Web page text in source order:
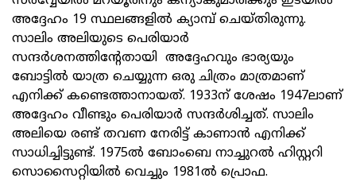
അദ്ദേഹം 19 സ്ഥലങ്ങളിൽ ക്യാമ്പ് ചെയ്തിരുന്നു.
സാലിം അലിയുടെ പെരിയാർ
സന്ദർശനത്തിന്റേതായി അദ്ദേഹവും ഭാര്യയും
ബോട്ടിൽ യാത്ര ചെയ്യുന്ന ഒരു ചിത്രം മാത്രമാണ്
എനിക്ക് കണ്ടെത്താനായത്. 1933ന് ശേഷം 1947ലാണ്
അദ്ദേഹം വീണ്ടും പെരിയാർ സന്ദർശിച്ചത്. സാലിം
അലിയെ രണ്ട് തവണ നേരിട്ട് കാണാൻ എനിക്ക്
സാധിച്ചിട്ടുണ്ട്. 1975ൽ ബോംബെ നാച്ചുറൽ ഹിസ്റ്ററി
സൊസൈറ്റിയിൽ വെച്ചും 1981ൽ പ്രൊഫ.